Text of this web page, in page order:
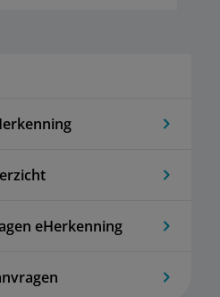
eHerkenning